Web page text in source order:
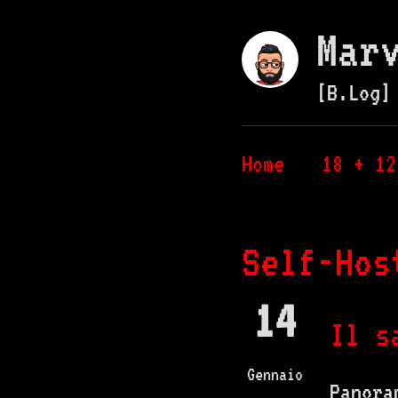
[B.Log]
Home 18 + 12
Self-
14
Gennaio
Il